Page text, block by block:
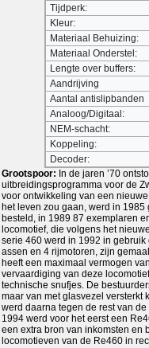
Tijdperk:
Kleur:
Materiaal Behuizing:
Materiaal Onderstel:
Lengte over buffers:
Aandrijving
Aantal antislipbanden
Analoog/Digitaal:
NEM-schacht:
Koppeling:
Decoder:
Grootspoor: In de jaren ’70
uitbreidingsprogramma voor de
voor ontwikkeling van een
het leven zou gaan, werd in
besteld, in 1989 87 exemplaren
locomotief, die volgens het
serie 460 werd in 1992 in
assen en 4 rijmotoren, zijn
heeft een maximaal vermogen
vervaardiging van deze
technische snufjes. De
maar van met glasvezel versterkt
werd daarna tegen de rest van
1994 werd voor het eerst een
een extra bron van inkomsten en
locomotieven van de Re460 in